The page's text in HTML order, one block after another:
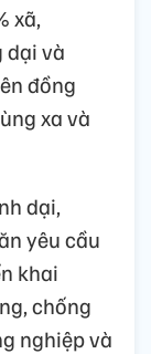
xã,
dại và
đồng
xa và
dại,
yêu cầu
khai
chống
nghiệp và